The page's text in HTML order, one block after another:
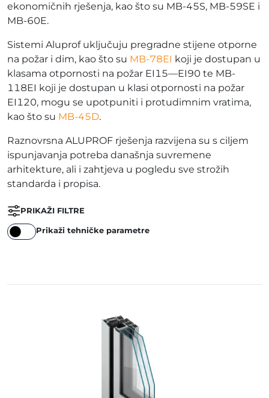
ekonomičnih rješenja, kao što su MB-45S, MB-59SE i
MB-60E.
Sistemi Aluprof uključuju pregradne stijene otporne
na požar i dim, kao što su MB-78EI koji je dostupan u
klasama otpornosti na požar EI15—EI90 te MB-
118EI koji je dostupan u klasi otpornosti na požar
EI120, mogu se upotpuniti i protudimnim vratima,
kao što su MB-45D.
Raznovrsna ALUPROF rješenja razvijena su s ciljem
ispunjavanja potreba današnja suvremene
arhitekture, ali i zahtjeva u pogledu sve strožih
standarda i propisa.
PRIKAŽI FILTRE
Prikaži tehničke parametre